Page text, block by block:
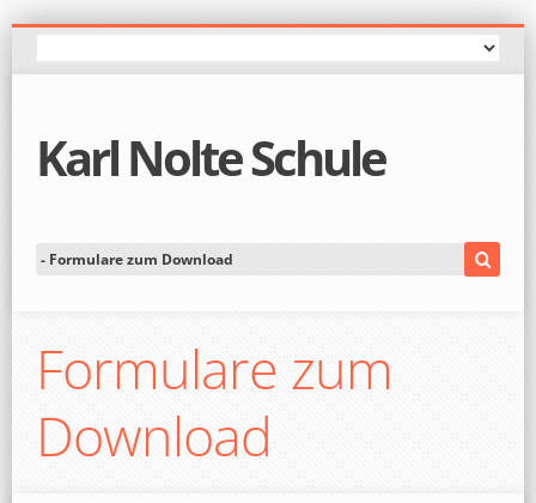
Karl Nolte Schule
Formulare zum
Download